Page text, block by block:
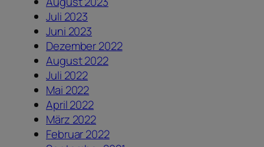
Juli 2023
Juni 2023
Dezember 2022
August 2022
Juli 2022
Mai 2022
April 2022
März 2022
Februar 2022